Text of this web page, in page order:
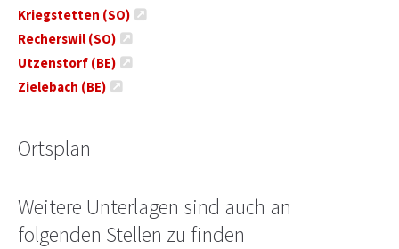
Kriegstetten (SO)
Recherswil (SO)
Utzenstorf (BE)
Zielebach (BE)
Ortsplan
Weitere Unterlagen sind auch an
folgenden Stellen zu finden